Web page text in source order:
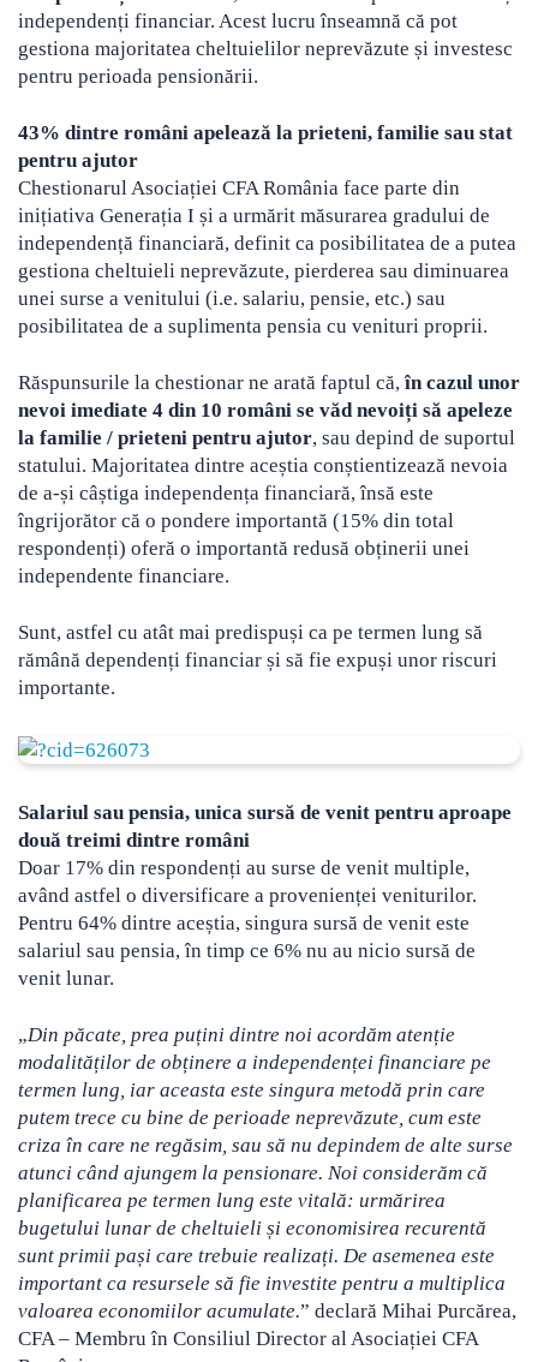
independenți financiar. Acest lucru înseamnă că pot
gestiona majoritatea cheltuielilor neprevăzute și investesc
pentru perioada pensionării.
43% dintre români apelează la prieteni, familie sau stat
pentru ajutor
Chestionarul Asociației CFA România face parte din
inițiativa Generația I și a urmărit măsurarea gradului de
independență financiară, definit ca posibilitatea de a putea
gestiona cheltuieli neprevăzute, pierderea sau diminuarea
unei surse a venitului (i.e. salariu, pensie, etc.) sau
posibilitatea de a suplimenta pensia cu venituri proprii.
Răspunsurile la chestionar ne arată faptul că,în cazul unor
nevoi imediate 4 din 10 români se văd nevoiți să apeleze
la familie / prieteni pentru ajutor, sau depind de suportul
statului. Majoritatea dintre aceștia conștientizează nevoia
de a-și câștiga independența financiară, însă este
îngrijorător că o pondere importantă (15% din total
respondenți) oferă o importantă redusă obținerii unei
independente financiare.
Sunt, astfel cu atât mai predispuși ca pe termen lung să
rămână dependenți financiar și să fie expuși unor riscuri
importante.
Salariul sau pensia, unica sursă de venit pentru aproape
două treimi dintre români
Doar 17% din respondenți au surse de venit multiple,
având astfel o diversificare a provenienței veniturilor.
Pentru 64% dintre aceștia, singura sursă de venit este
salariul sau pensia, în timp ce 6% nu au nicio sursă de
venit lunar.
„Din păcate, prea puțini dintre noi acordăm atenție
modalităților de obținere a independenței financiare pe
termen lung, iar aceasta este singura metodă prin care
putem trece cu bine de perioade neprevăzute, cum este
criza în care ne regăsim, sau să nu depindem de alte surse
atunci când ajungem la pensionare. Noi considerăm că
planificarea pe termen lung este vitală: urmărirea
bugetului lunar de cheltuieli și economisirea recurentă
sunt primii pași care trebuie realizați. De asemenea este
important ca resursele să fie investite pentru a multiplica
valoarea economiilor acumulate.” declară Mihai Purcărea,
CFA – Membru în Consiliul Director al Asociației CFA